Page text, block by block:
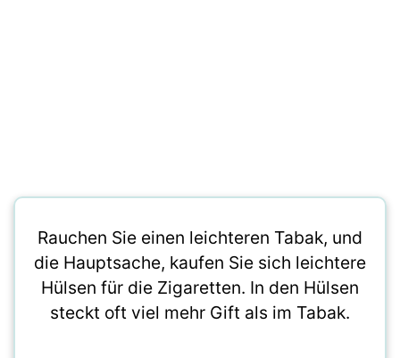
Rauchen Sie einen leichteren Tabak, und
die Hauptsache, kaufen Sie sich leichtere
Hülsen für die Zigaretten. In den Hülsen
steckt oft viel mehr Gift als im Tabak.